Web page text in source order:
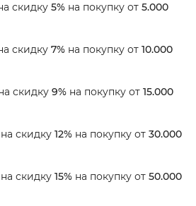
скидку 5% на покупку от 5.000
скидку 7% на покупку от 10.000
скидку 9% на покупку от 15.000
скидку 12% на покупку от 30.000
скидку 15% на покупку от 50.000